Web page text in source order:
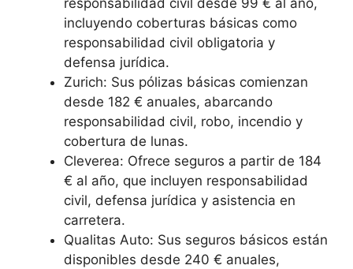
responsabilidad civil desde 99 € al año,
incluyendo coberturas básicas como
responsabilidad civil obligatoria y
defensa jurídica.
Zurich: Sus pólizas básicas comienzan
desde 182 € anuales, abarcando
responsabilidad civil, robo, incendio y
cobertura de lunas.
Cleverea: Ofrece seguros a partir de 184
€ al año, que incluyen responsabilidad
civil, defensa jurídica y asistencia en
carretera.
Qualitas Auto: Sus seguros básicos están
disponibles desde 240 € anuales,